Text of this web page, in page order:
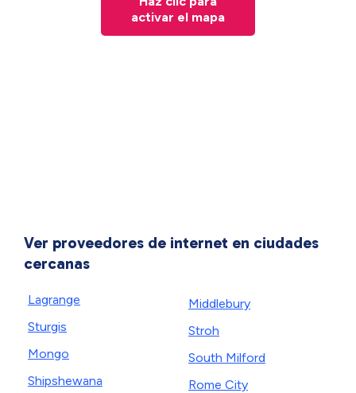
activar el mapa
Ver proveedores de internet en ciudades
cercanas
Lagrange
Sturgis
Mongo
Shipshewana
Middlebury
Stroh
South Milford
Rome City